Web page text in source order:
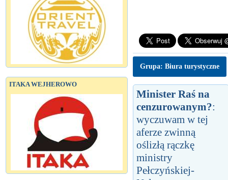
ITAKA WEJHEROWO
Grupa: Biura turystyczne
Minister Raś na
cenzurowanym?:
wyczuwam w tej
aferze zwinną
oślizłą rączkę
ministry
Pełczyńskiej-